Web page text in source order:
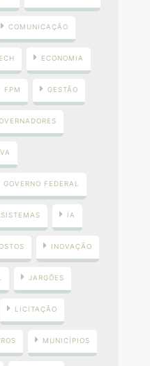
COMUNICAÇÃO
ECONOMIA
FPM GESTÃO
GOVERNO FEDERAL
IA
INOVAÇÃO
JARGÕES
LICITAÇÃO
MUNICÍPIOS